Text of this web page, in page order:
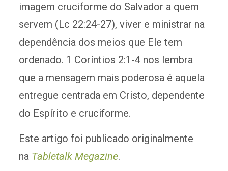
imagem cruciforme do Salvador a quem
servem (Lc 22:24-27), viver e ministrar na
dependência dos meios que Ele tem
ordenado. 1 Coríntios 2:1-4 nos lembra
que a mensagem mais poderosa é aquela
entregue centrada em Cristo, dependente
do Espírito e cruciforme.
Este artigo foi publicado originalmente
na Tabletalk Megazine.